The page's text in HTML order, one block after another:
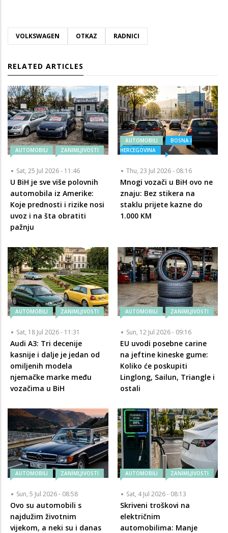
VOLKSWAGEN OTKAZ RADNICI
RELATED ARTICLES
AUTOMOBILI ZANIMLJIVOSTI
Sat, 25 Jul 2026 - 11:46
U BiH je sve više polovnih
automobila iz Amerike:
Koje prednosti i rizike nosi
uvoz i na šta obratiti
pažnju
AUTOMOBILI
BOSNA I
HERCEGOVINA
Thu, 23 Jul 2026 - 08:16
Mnogi vozači u BiH ovo ne
znaju: Bez stikera na
staklu prijete kazne do
1.000 KM
AUTOMOBILI ZANIMLJIVOSTI
Sat, 18 Jul 2026 - 11:31
Audi A3: Tri decenije
kasnije i dalje je jedan od
omiljenih modela
njemačke marke među
vozačima u BiH
AUTOMOBILI ZANIMLJIVOSTI
Sun, 12 Jul 2026 - 09:16
EU uvodi posebne carine
na jeftine kineske gume:
Koliko će poskupiti
Linglong, Sailun, Triangle i
ostali
AUTOMOBILI ZANIMLJIVOSTI
Sun, 5 Jul 2026 - 08:58
Ovo su automobili s
najdužim životnim
vijekom, a neki su i danas
AUTOMOBILI ZANIMLJIVOSTI
Sat, 4 Jul 2026 - 08:13
Skriveni troškovi na
električnim
automobilima: Manje